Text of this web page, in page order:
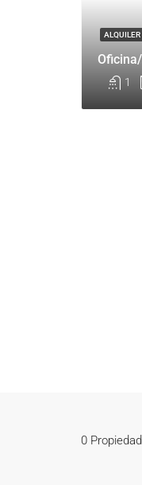
ALQUILER
1
0 Propiedad